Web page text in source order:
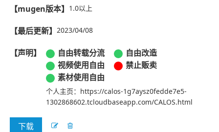
【mugen版本】 1.0以上
【最后更新】 2023/04/08
【声明】 自由转载分流
自由改造
视频使用自由
禁止贩卖
素材使用自由
个人主页：https://calos-1g7aysz0fedde7e5-
1302868602.tcloudbaseapp.com/CALOS.html
下载